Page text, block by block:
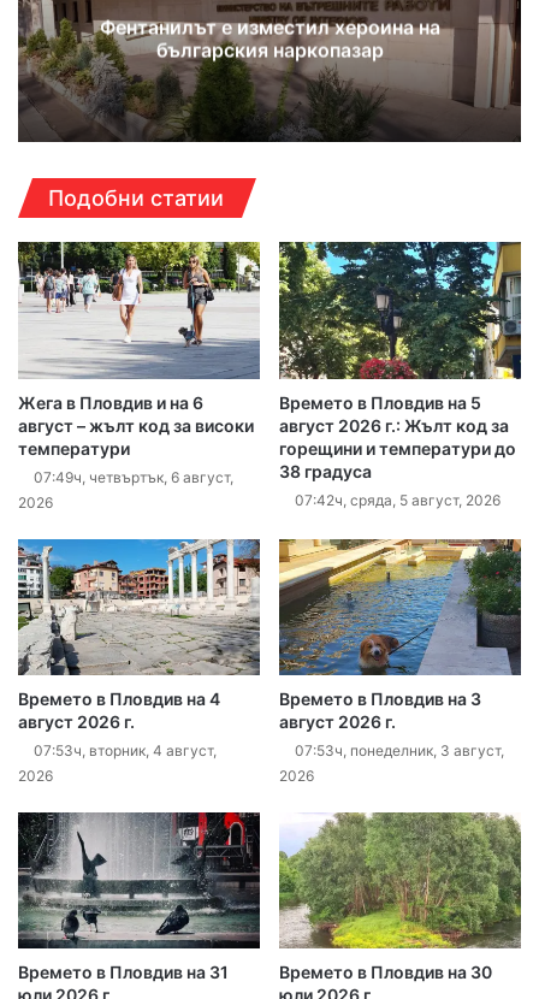
Фентанилът е изместил хероина на
българския наркопазар
Подобни статии
Жега в Пловдив и на 6
август – жълт код за високи
температури
07:49ч, четвъртък, 6 август,
2026
Времето в Пловдив на 5
август 2026 г.: Жълт код за
горещини и температури до
38 градуса
07:42ч, сряда, 5 август, 2026
Времето в Пловдив на 4
август 2026 г.
07:53ч, вторник, 4 август,
2026
Времето в Пловдив на 3
август 2026 г.
07:53ч, понеделник, 3 август,
2026
Времето в Пловдив на 31
Времето в Пловдив на 30